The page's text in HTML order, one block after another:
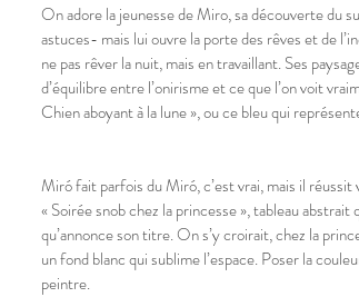
On adore la jeunesse de Miro, sa découverte du
astuces- mais lui ouvre la porte des rêves et de
ne pas rêver la nuit, mais en travaillant. Ses
d’équilibre entre l’onirisme et ce que l’on voit
Chien aboyant à la lune », ou ce bleu qui
Miró fait parfois du Miró, c’est vrai, mais il réussit
« Soirée snob chez la princesse », tableau
qu’annonce son titre. On s’y croirait, chez la
un fond blanc qui sublime l’espace. Poser la
peintre.